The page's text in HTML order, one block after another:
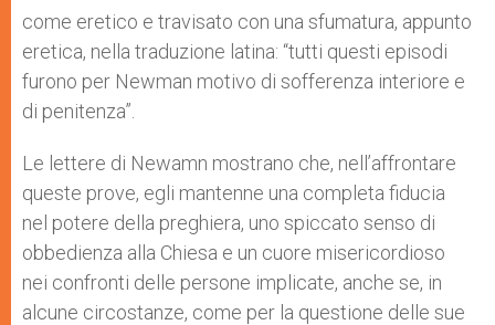
come eretico e travisato con una sfumatura, appunto
eretica, nella traduzione latina: “tutti questi episodi
furono per Newman motivo di sofferenza interiore e
di penitenza”.
Le lettere di Newamn mostrano che, nell’affrontare
queste prove, egli mantenne una completa fiducia
nel potere della preghiera, uno spiccato senso di
obbedienza alla Chiesa e un cuore misericordioso
nei confronti delle persone implicate, anche se, in
alcune circostanze, come per la questione delle sue